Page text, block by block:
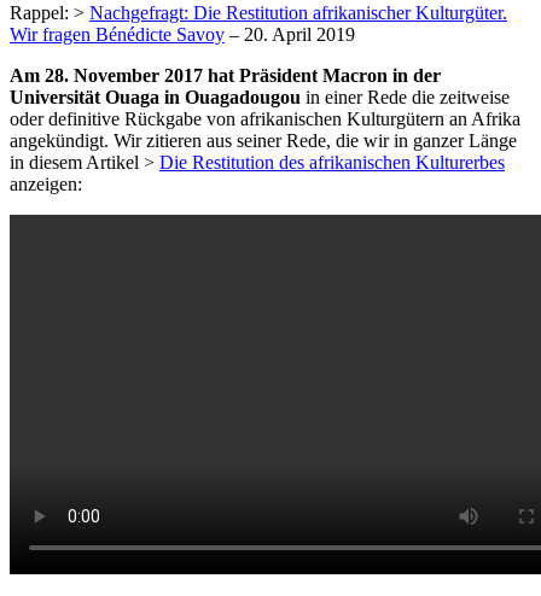
Rappel: > Nachgefragt: Die Restitution afrikanischer Kulturgüter.
Wir fragen Bénédicte Savoy – 20. April 2019
Am 28. November 2017 hat Präsident Macron in der
Universität Ouaga in Ouagadougou in einer Rede die zeitweise
oder definitive Rückgabe von afrikanischen Kulturgütern an Afrika
angekündigt. Wir zitieren aus seiner Rede, die wir in ganzer Länge
in diesem Artikel > Die Restitution des afrikanischen Kulturerbes
anzeigen: